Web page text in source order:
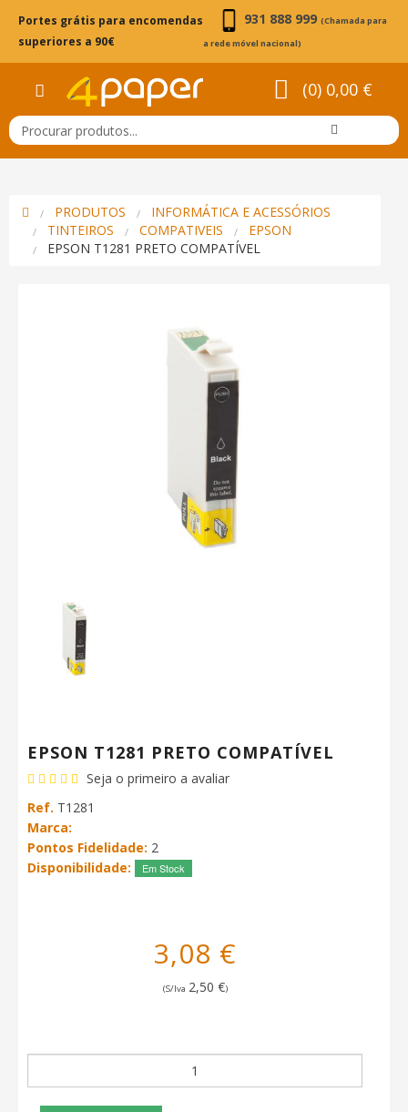
Portes grátis para encomendas
superiores a 90€
931 888 999 (Chamada para
a rede móvel nacional)
(0) 0,00 €
PRODUTOS
INFORMÁTICA E ACESSÓRIOS
TINTEIROS
COMPATIVEIS
EPSON
EPSON T1281 PRETO COMPATÍVEL
EPSON T1281 PRETO COMPATÍVEL
Seja o primeiro a avaliar
Ref. T1281
Marca:
Pontos Fidelidade: 2
Disponibilidade:
Em Stock
3,08 €
(S/Iva 2,50 €)